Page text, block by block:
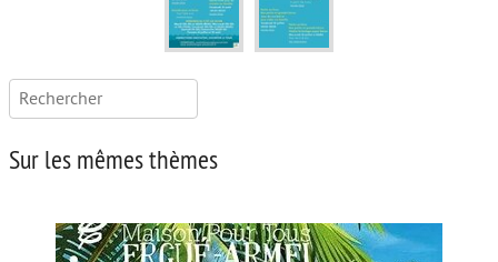
Rechercher :
Sur les mêmes thèmes